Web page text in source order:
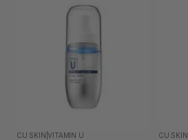
CU SKIN |VITAMIN U CU SKIN